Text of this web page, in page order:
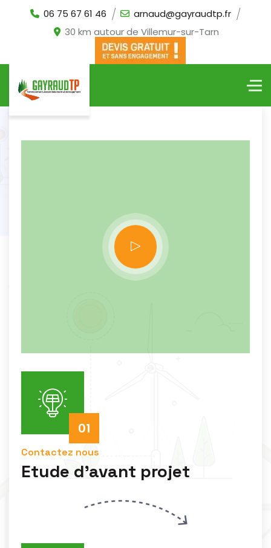
06 75 67 61 46
arnaud@gayraudtp.fr
30 km autour de Villemur-sur-Tarn
TERRASSEMENT
RESEAUX
AMENAGEMENTS
MICRO STATION
Contactez nous
Etude d'avant projet